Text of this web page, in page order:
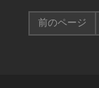
前のページ